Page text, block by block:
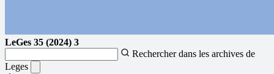
LeGes 35 (2024) 3
Rechercher dans les archives de
Leges